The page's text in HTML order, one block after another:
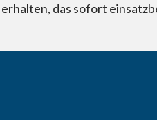
das sofort